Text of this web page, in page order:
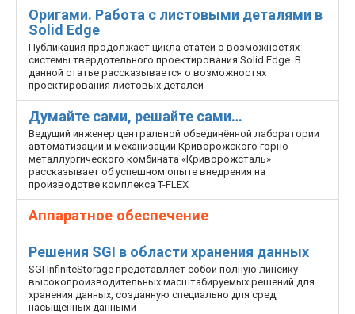
Оригами. Работа с листовыми деталями в
Solid Edge
Публикация продолжает цикла статей о возможностях
системы твердотельного проектирования Solid Edge. В
данной статье рассказывается о возможностях
проектирования листовых деталей
Думайте сами, решайте сами…
Ведущий инженер центральной объединённой лаборатории
автоматизации и механизации Криворожского горно-
металлургического комбината «Криворожсталь»
рассказывает об успешном опыте внедрения на
производстве комплекса T-FLEX
Аппаратное обеспечение
Решения SGI в области хранения данных
SGI InfiniteStorage представляет собой полную линейку
высокопроизводительных масштабируемых решений для
хранения данных, созданную специально для сред,
насыщенных данными